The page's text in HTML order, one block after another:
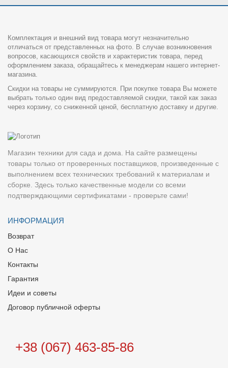
Комплектация и внешний вид товара могут незначительно
отличаться от представленных на фото. В случае возникновения
вопросов, касающихся свойств и характеристик товара, перед
оформлением заказа, обращайтесь к менеджерам нашего интернет-
магазина.
Скидки на товары не суммируются. При покупке товара Вы можете
выбрать только один вид предоставляемой скидки, такой как заказ
через корзину, со сниженной ценой, бесплатную доставку и другие.
Магазин техники для сада и дома. На сайте размещены
товары только от проверенных поставщиков, произведенные с
выполнением всех технических требований к материалам и
сборке. Здесь только качественные модели со всеми
подтверждающими сертификатами - проверьте сами!
ИНФОРМАЦИЯ
Возврат
О Нас
Контакты
Гарантия
Идеи и советы
Договор публичной оферты
+38 (067) 463-85-86